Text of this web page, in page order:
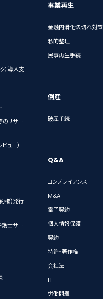
）導入支
のリサー
ュー）
権)発行
護士サー
事業再生
金融円滑化法切れ対策
私的整理
民事再生手続
倒産
破産手続
Q&A
コンプライアンス
M&A
電子契約
個人情報保護
契約
特許・著作権
会社法
IT
労働問題